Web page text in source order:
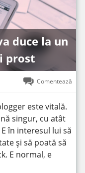
duce la un
prost
Comentează
este vitală.
singur, cu atât
în interesul lui să
și să poată să
E normal, e